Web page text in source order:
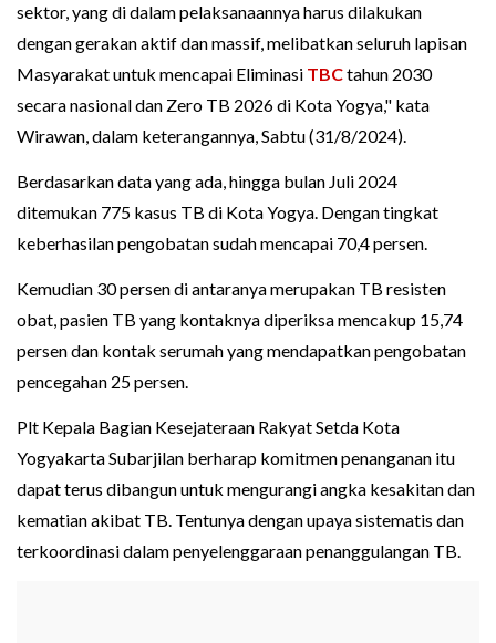
sektor, yang di dalam pelaksanaannya harus dilakukan
dengan gerakan aktif dan massif, melibatkan seluruh lapisan
Masyarakat untuk mencapai Eliminasi TBCtahun 2030
secara nasional dan Zero TB 2026 di Kota Yogya," kata
Wirawan, dalam keterangannya, Sabtu (31/8/2024).
Berdasarkan data yang ada, hingga bulan Juli 2024
ditemukan 775 kasus TB di Kota Yogya. Dengan tingkat
keberhasilan pengobatan sudah mencapai 70,4 persen.
Kemudian 30 persen di antaranya merupakan TB resisten
obat, pasien TB yang kontaknya diperiksa mencakup 15,74
persen dan kontak serumah yang mendapatkan pengobatan
pencegahan 25 persen.
Plt Kepala Bagian Kesejateraan Rakyat Setda Kota
Yogyakarta Subarjilan berharap komitmen penanganan itu
dapat terus dibangun untuk mengurangi angka kesakitan dan
kematian akibat TB. Tentunya dengan upaya sistematis dan
terkoordinasi dalam penyelenggaraan penanggulangan TB.